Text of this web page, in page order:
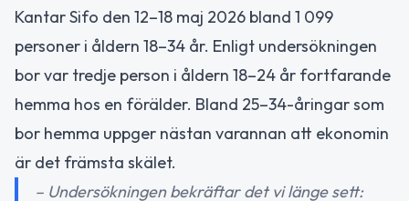
Kantar Sifo den 12–18 maj 2026 bland 1 099
personer i åldern 18–34 år. Enligt undersökningen
bor var tredje person i åldern 18–24 år fortfarande
hemma hos en förälder. Bland 25–34-åringar som
bor hemma uppger nästan varannan att ekonomin
är det främsta skälet.
– Undersökningen bekräftar det vi länge sett: